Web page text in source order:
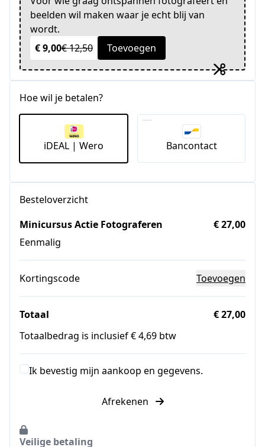
beelden wil maken waar je echt blij van
wordt.
€ 9,00€ 12,50 Toevoegen
Hoe wil je betalen?
iDEAL | Wero Bancontact
Besteloverzicht
Minicursus Actie Fotograferen
Eenmalig
€ 27,00
Kortingscode Toevoegen
Totaal
€ 27,00
Totaalbedrag is inclusief € 4,69 btw
Ik bevestig mijn aankoop en gegevens.
Afrekenen
Veilige betaling